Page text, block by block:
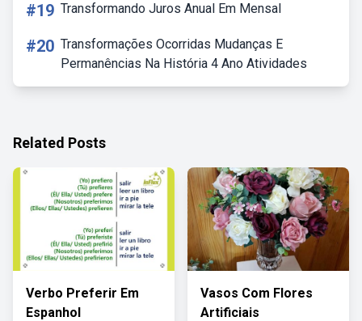
#19 Transformando Juros Anual Em Mensal
#20 Transformações Ocorridas Mudanças E
Permanências Na História 4 Ano Atividades
Related Posts
Verbo Preferir Em
Espanhol
Vasos Com Flores
Artificiais